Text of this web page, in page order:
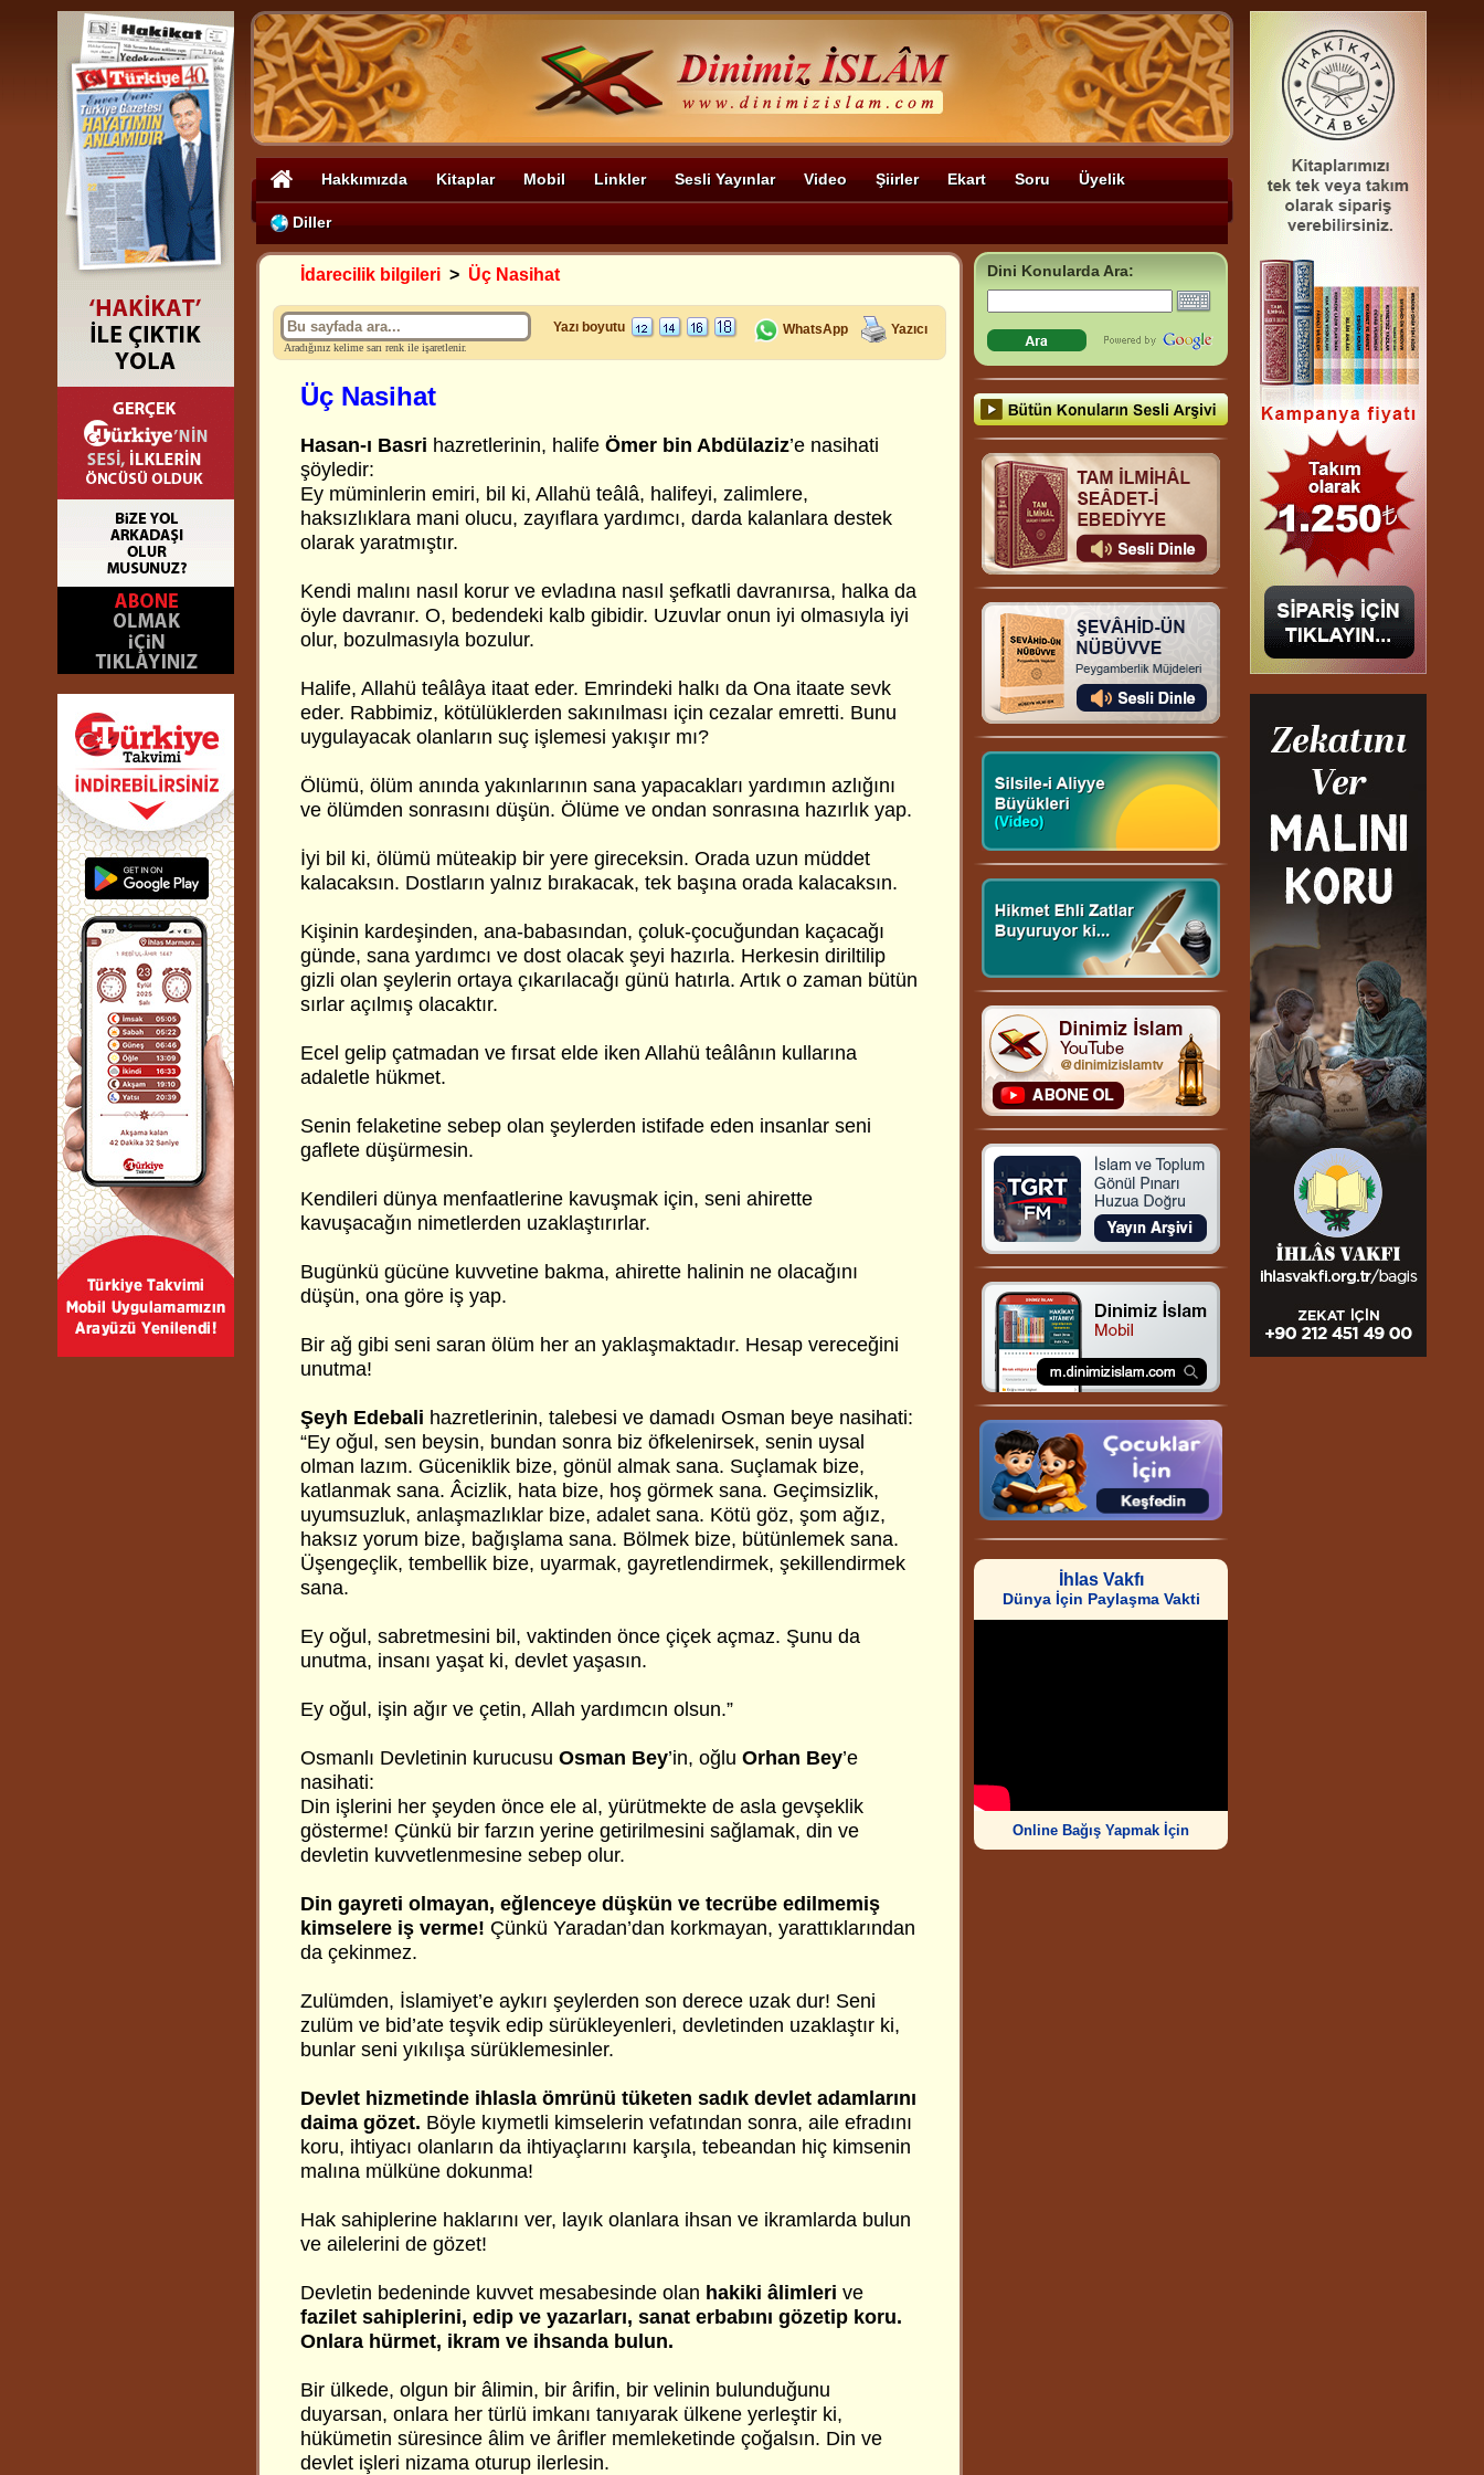
Hakkımızda Kitaplar Mobil Linkler Sesli Yayınlar Video Şiirler Ekart Soru Üyelik
Diller
İdarecilik bilgileri > Üç Nasihat
Aradığınız kelime sarı renk ile işaretlenir.
Yazı boyutu WhatsApp Yazıcı
Üç Nasihat
Hasan-ı Basri hazretlerinin, halife Ömer bin Abdülaziz’e nasihati
şöyledir:
Ey müminlerin emiri, bil ki, Allahü teâlâ, halifeyi, zalimlere,
haksızlıklara mani olucu, zayıflara yardımcı, darda kalanlara destek
olarak yaratmıştır.
Kendi malını nasıl korur ve evladına nasıl şefkatli davranırsa, halka da
öyle davranır. O, bedendeki kalb gibidir. Uzuvlar onun iyi olmasıyla iyi
olur, bozulmasıyla bozulur.
Halife, Allahü teâlâya itaat eder. Emrindeki halkı da Ona itaate sevk
eder. Rabbimiz, kötülüklerden sakınılması için cezalar emretti. Bunu
uygulayacak olanların suç işlemesi yakışır mı?
Ölümü, ölüm anında yakınlarının sana yapacakları yardımın azlığını
ve ölümden sonrasını düşün. Ölüme ve ondan sonrasına hazırlık yap.
İyi bil ki, ölümü müteakip bir yere gireceksin. Orada uzun müddet
kalacaksın. Dostların yalnız bırakacak, tek başına orada kalacaksın.
Kişinin kardeşinden, ana-babasından, çoluk-çocuğundan kaçacağı
günde, sana yardımcı ve dost olacak şeyi hazırla. Herkesin diriltilip
gizli olan şeylerin ortaya çıkarılacağı günü hatırla. Artık o zaman bütün
sırlar açılmış olacaktır.
Ecel gelip çatmadan ve fırsat elde iken Allahü teâlânın kullarına
adaletle hükmet.
Senin felaketine sebep olan şeylerden istifade eden insanlar seni
gaflete düşürmesin.
Kendileri dünya menfaatlerine kavuşmak için, seni ahirette
kavuşacağın nimetlerden uzaklaştırırlar.
Bugünkü gücüne kuvvetine bakma, ahirette halinin ne olacağını
düşün, ona göre iş yap.
Bir ağ gibi seni saran ölüm her an yaklaşmaktadır. Hesap vereceğini
unutma!
Şeyh Edebali hazretlerinin, talebesi ve damadı Osman beye nasihati:
“Ey oğul, sen beysin, bundan sonra biz öfkelenirsek, senin uysal
olman lazım. Güceniklik bize, gönül almak sana. Suçlamak bize,
katlanmak sana. Âcizlik, hata bize, hoş görmek sana. Geçimsizlik,
uyumsuzluk, anlaşmazlıklar bize, adalet sana. Kötü göz, şom ağız,
haksız yorum bize, bağışlama sana. Bölmek bize, bütünlemek sana.
Üşengeçlik, tembellik bize, uyarmak, gayretlendirmek, şekillendirmek
sana.
Ey oğul, sabretmesini bil, vaktinden önce çiçek açmaz. Şunu da
unutma, insanı yaşat ki, devlet yaşasın.
Ey oğul, işin ağır ve çetin, Allah yardımcın olsun.”
Osmanlı Devletinin kurucusu Osman Bey’in, oğlu Orhan Bey’e
nasihati:
Din işlerini her şeyden önce ele al, yürütmekte de asla gevşeklik
gösterme! Çünkü bir farzın yerine getirilmesini sağlamak, din ve
devletin kuvvetlenmesine sebep olur.
Din gayreti olmayan, eğlenceye düşkün ve tecrübe edilmemiş
kimselere iş verme! Çünkü Yaradan’dan korkmayan, yarattıklarından
da çekinmez.
Zulümden, İslamiyet’e aykırı şeylerden son derece uzak dur! Seni
zulüm ve bid’ate teşvik edip sürükleyenleri, devletinden uzaklaştır ki,
bunlar seni yıkılışa sürüklemesinler.
Devlet hizmetinde ihlasla ömrünü tüketen sadık devlet adamlarını
daima gözet. Böyle kıymetli kimselerin vefatından sonra, aile efradını
koru, ihtiyacı olanların da ihtiyaçlarını karşıla, tebeandan hiç kimsenin
malına mülküne dokunma!
Hak sahiplerine haklarını ver, layık olanlara ihsan ve ikramlarda bulun
ve ailelerini de gözet!
Devletin bedeninde kuvvet mesabesinde olan hakiki âlimleri ve
fazilet sahiplerini, edip ve yazarları, sanat erbabını gözetip koru.
Onlara hürmet, ikram ve ihsanda bulun.
Bir ülkede, olgun bir âlimin, bir ârifin, bir velinin bulunduğunu
duyarsan, onlara her türlü imkanı tanıyarak ülkene yerleştir ki,
hükümetin süresince âlim ve ârifler memleketinde çoğalsın. Din ve
devlet işleri nizama oturup ilerlesin.
Dini Konularda Ara:
İhlas Vakfı
Dünya İçin Paylaşma Vakti
Online Bağış Yapmak İçin